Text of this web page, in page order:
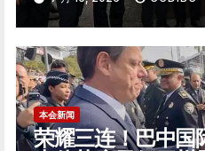
本会新闻
荣耀三连！巴中国